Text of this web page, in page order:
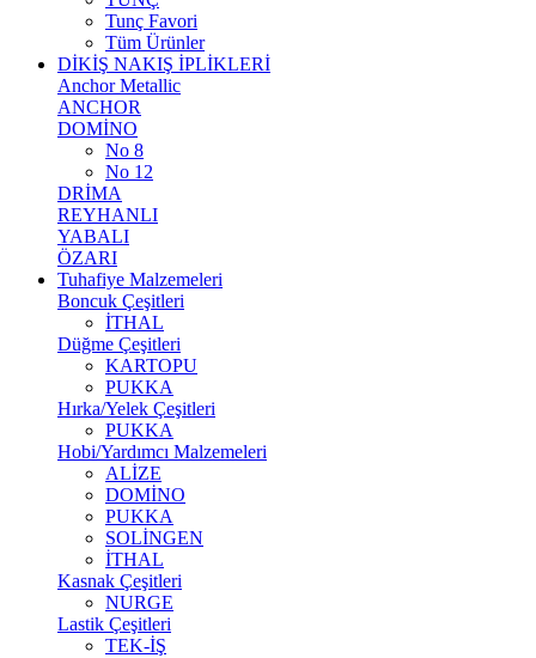
Tunç Favori
Tüm Ürünler
DİKİŞ NAKIŞ İPLİKLERİ
Anchor Metallic
ANCHOR
DOMİNO
No 8
No 12
DRİMA
REYHANLI
YABALI
ÖZARI
Tuhafiye Malzemeleri
Boncuk Çeşitleri
İTHAL
Düğme Çeşitleri
KARTOPU
PUKKA
Hırka/Yelek Çeşitleri
PUKKA
Hobi/Yardımcı Malzemeleri
ALİZE
DOMİNO
PUKKA
SOLİNGEN
İTHAL
Kasnak Çeşitleri
NURGE
Lastik Çeşitleri
TEK-İŞ